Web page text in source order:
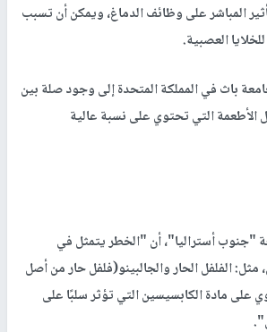
المباشر على وظائف الدماغ، ويمكن أن تسبب
العصبية.
باث في المملكة المتحدة إلى وجود صلة بين
الأطعمة التي تحتوي على نسبة عالية
"جنوب أستراليا"، أن "الخطر يتمثل في
مثل: الفلفل الحار والجالبينو(فلفل حار من أصل
مادة الكابسيسين التي تؤثر سلبًا على